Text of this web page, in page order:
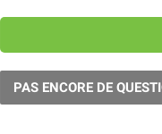
PAS ENCORE DE